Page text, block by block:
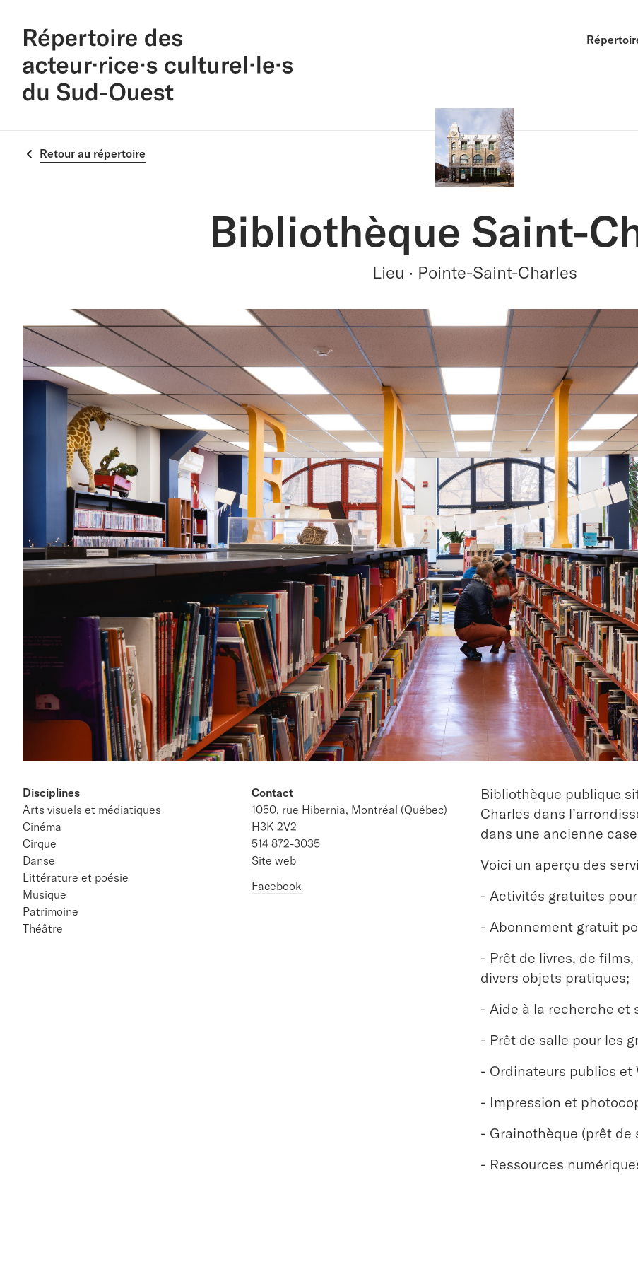
Retour au répertoire
Bibliothèque Saint-
Lieu · Pointe-Saint-Charles
Bibliothèque publique
Charles dans
dans une ancienne
Voici un aperçu des
- Activités gratuites
- Abonnement gratuit
- Prêt de livres, de
divers objets pratiques;
- Aide à la recherche et
- Prêt de salle pour les
- Ordinateurs publics et
- Impression et
- Grainothèque (prêt de
- Ressources
Disciplines
Arts visuels et médiatiques
Cinéma
Cirque
Danse
Littérature et poésie
Musique
Patrimoine
Théâtre
Contact
1050, rue Hibernia, Montréal (Québec)
H3K 2V2
514 872-3035
Site web
Facebook